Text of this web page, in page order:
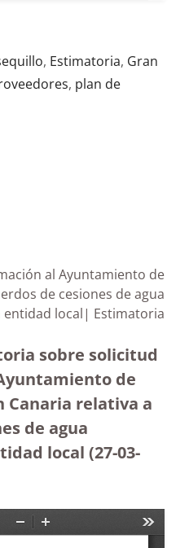
, Estimatoria, Gran
, plan de
al Ayuntamiento de
de cesiones de agua
entidad local| Estimatoria
sobre solicitud
de
Canaria relativa a
de agua
local (27-03-